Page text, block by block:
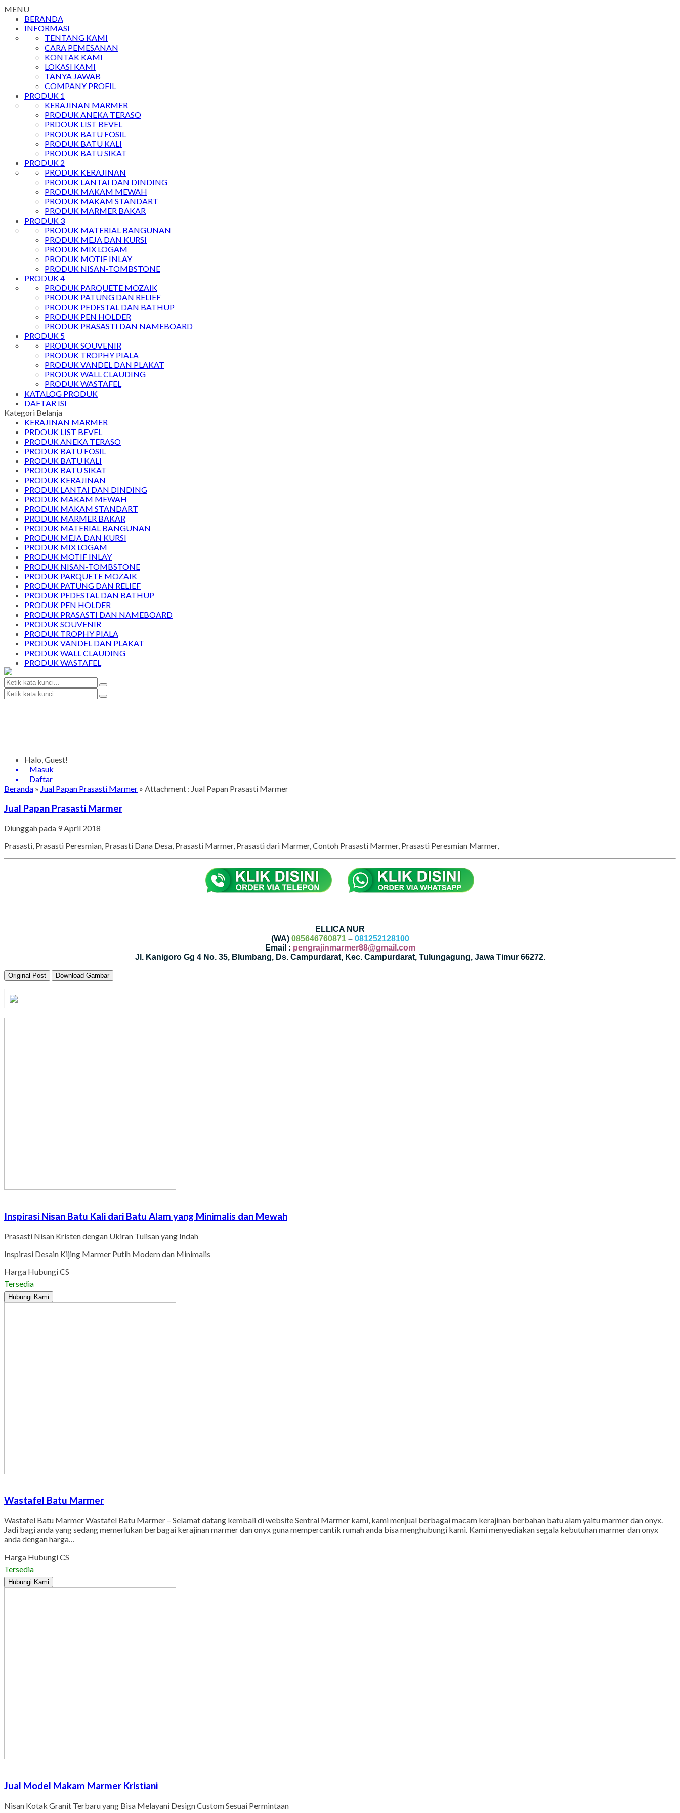
MENU
BERANDA
INFORMASI
TENTANG KAMI
CARA PEMESANAN
KONTAK KAMI
LOKASI KAMI
TANYA JAWAB
COMPANY PROFIL
PRODUK 1
KERAJINAN MARMER
PRODUK ANEKA TERASO
PRDOUK LIST BEVEL
PRODUK BATU FOSIL
PRODUK BATU KALI
PRODUK BATU SIKAT
PRODUK 2
PRODUK KERAJINAN
PRODUK LANTAI DAN DINDING
PRODUK MAKAM MEWAH
PRODUK MAKAM STANDART
PRODUK MARMER BAKAR
PRODUK 3
PRODUK MATERIAL BANGUNAN
PRODUK MEJA DAN KURSI
PRODUK MIX LOGAM
PRODUK MOTIF INLAY
PRODUK NISAN-TOMBSTONE
PRODUK 4
PRODUK PARQUETE MOZAIK
PRODUK PATUNG DAN RELIEF
PRODUK PEDESTAL DAN BATHUP
PRODUK PEN HOLDER
PRODUK PRASASTI DAN NAMEBOARD
PRODUK 5
PRODUK SOUVENIR
PRODUK TROPHY PIALA
PRODUK VANDEL DAN PLAKAT
PRODUK WALL CLAUDING
PRODUK WASTAFEL
KATALOG PRODUK
DAFTAR ISI
Kategori Belanja
KERAJINAN MARMER
PRDOUK LIST BEVEL
PRODUK ANEKA TERASO
PRODUK BATU FOSIL
PRODUK BATU KALI
PRODUK BATU SIKAT
PRODUK KERAJINAN
PRODUK LANTAI DAN DINDING
PRODUK MAKAM MEWAH
PRODUK MAKAM STANDART
PRODUK MARMER BAKAR
PRODUK MATERIAL BANGUNAN
PRODUK MEJA DAN KURSI
PRODUK MIX LOGAM
PRODUK MOTIF INLAY
PRODUK NISAN-TOMBSTONE
PRODUK PARQUETE MOZAIK
PRODUK PATUNG DAN RELIEF
PRODUK PEDESTAL DAN BATHUP
PRODUK PEN HOLDER
PRODUK PRASASTI DAN NAMEBOARD
PRODUK SOUVENIR
PRODUK TROPHY PIALA
PRODUK VANDEL DAN PLAKAT
PRODUK WALL CLAUDING
PRODUK WASTAFEL
Halo, Guest!
Masuk
Daftar
Beranda » Jual Papan Prasasti Marmer » Attachment : Jual Papan Prasasti Marmer
Jual Papan Prasasti Marmer
Diunggah pada 9 April 2018
Prasasti, Prasasti Peresmian, Prasasti Dana Desa, Prasasti Marmer, Prasasti dari Marmer, Contoh Prasasti Marmer, Prasasti Peresmian Marmer,
ELLICA NUR
(WA) 085646760871– 081252128100
Email : pengrajinmarmer88@gmail.com
Jl. Kanigoro Gg 4 No. 35, Blumbang, Ds. Campurdarat, Kec. Campurdarat, Tulungagung, Jawa Timur 66272.
Original Post Download Gambar
Inspirasi Nisan Batu Kali dari Batu Alam yang Minimalis dan Mewah
Prasasti Nisan Kristen dengan Ukiran Tulisan yang Indah
Inspirasi Desain Kijing Marmer Putih Modern dan Minimalis
Harga Hubungi CS
Tersedia
Hubungi Kami
Wastafel Batu Marmer
Wastafel Batu Marmer Wastafel Batu Marmer – Selamat datang kembali di website Sentral Marmer kami, kami menjual berbagai macam kerajinan berbahan batu alam yaitu marmer dan onyx.
Jadi bagi anda yang sedang memerlukan berbagai kerajinan marmer dan onyx guna mempercantik rumah anda bisa menghubungi kami. Kami menyediakan segala kebutuhan marmer dan onyx
anda dengan harga…
Harga Hubungi CS
Tersedia
Hubungi Kami
Jual Model Makam Marmer Kristiani
Nisan Kotak Granit Terbaru yang Bisa Melayani Design Custom Sesuai Permintaan